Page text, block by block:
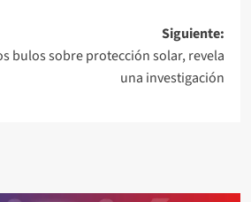
Siguiente:
bulos sobre protección solar, revela
una investigación